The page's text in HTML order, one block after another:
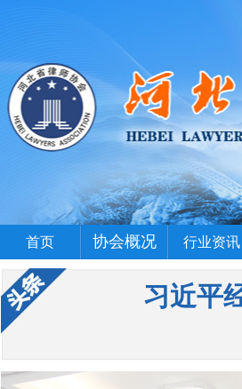
首页 协会概况 行业资讯
习近平